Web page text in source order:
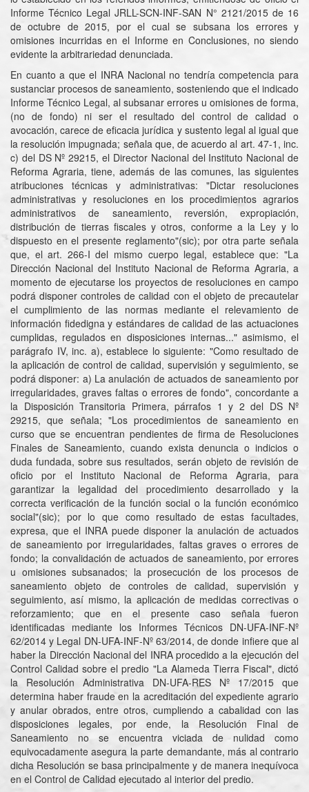
Informe Técnico Legal JRLL-SCN-INF-SAN N° 2121/2015 de 16
de octubre de 2015, por el cual se subsana los errores y
omisiones incurridas en el Informe en Conclusiones, no siendo
evidente la arbitrariedad denunciada.
En cuanto a que el INRA Nacional no tendría competencia para
sustanciar procesos de saneamiento, sosteniendo que el indicado
Informe Técnico Legal, al subsanar errores u omisiones de forma,
(no de fondo) ni ser el resultado del control de calidad o
avocación, carece de eficacia jurídica y sustento legal al igual que
la resolución impugnada; señala que, de acuerdo al art. 47-1, inc.
c) del DS Nº 29215, el Director Nacional del Instituto Nacional de
Reforma Agraria, tiene, además de las comunes, las siguientes
atribuciones técnicas y administrativas: "Dictar resoluciones
administrativas y resoluciones en los procedimientos agrarios
administrativos de saneamiento, reversión, expropiación,
distribución de tierras fiscales y otros, conforme a la Ley y lo
dispuesto en el presente reglamento"(sic); por otra parte señala
que, el art. 266-I del mismo cuerpo legal, establece que: "La
Dirección Nacional del Instituto Nacional de Reforma Agraria, a
momento de ejecutarse los proyectos de resoluciones en campo
podrá disponer controles de calidad con el objeto de precautelar
el cumplimiento de las normas mediante el relevamiento de
información fidedigna y estándares de calidad de las actuaciones
cumplidas, regulados en disposiciones internas..." asimismo, el
parágrafo IV, inc. a), establece lo siguiente: "Como resultado de
la aplicación de control de calidad, supervisión y seguimiento, se
podrá disponer: a) La anulación de actuados de saneamiento por
irregularidades, graves faltas o errores de fondo", concordante a
la Disposición Transitoria Primera, párrafos 1 y 2 del DS Nº
29215, que señala; "Los procedimientos de saneamiento en
curso que se encuentran pendientes de firma de Resoluciones
Finales de Saneamiento, cuando exista denuncia o indicios o
duda fundada, sobre sus resultados, serán objeto de revisión de
oficio por el Instituto Nacional de Reforma Agraria, para
garantizar la legalidad del procedimiento desarrollado y la
correcta verificación de la función social o la función económico
social"(sic); por lo que como resultado de estas facultades,
expresa, que el INRA puede disponer la anulación de actuados
de saneamiento por irregularidades, faltas graves o errores de
fondo; la convalidación de actuados de saneamiento, por errores
u omisiones subsanados; la prosecución de los procesos de
saneamiento objeto de controles de calidad, supervisión y
seguimiento, así mismo, la aplicación de medidas correctivas o
reforzamiento; que en el presente caso señala fueron
identificadas mediante los Informes Técnicos DN-UFA-INF-Nº
62/2014 y Legal DN-UFA-INF-Nº 63/2014, de donde infiere que al
haber la Dirección Nacional del INRA procedido a la ejecución del
Control Calidad sobre el predio "La Alameda Tierra Fiscal", dictó
la Resolución Administrativa DN-UFA-RES Nº 17/2015 que
determina haber fraude en la acreditación del expediente agrario
y anular obrados, entre otros, cumpliendo a cabalidad con las
disposiciones legales, por ende, la Resolución Final de
Saneamiento no se encuentra viciada de nulidad como
equivocadamente asegura la parte demandante, más al contrario
dicha Resolución se basa principalmente y de manera inequívoca
en el Control de Calidad ejecutado al interior del predio.